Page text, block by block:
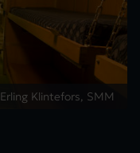
Erling Klintefors, SMM